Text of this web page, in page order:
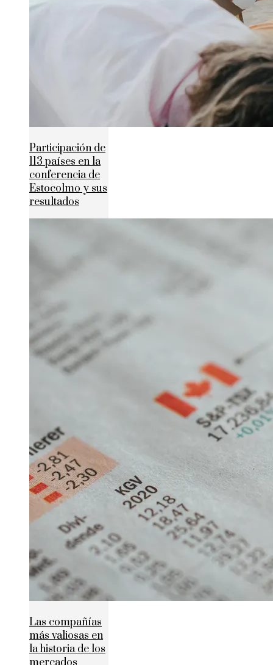
Participación de
113 países en la
conferencia de
Estocolmo y sus
resultados
Las compañías
más valiosas en
la historia de los